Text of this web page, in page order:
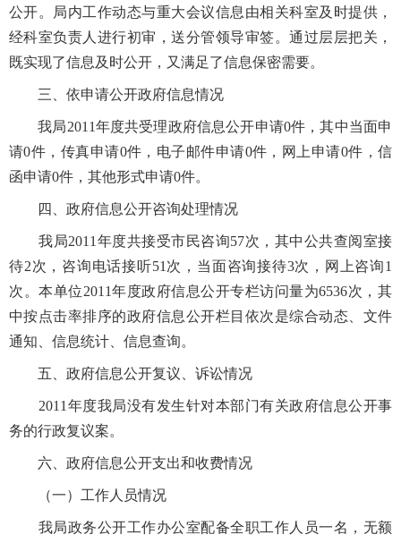
公开。局内工作动态与重大会议信息由相关科室及时提供，
经科室负责人进行初审，送分管领导审签。通过层层把关，
既实现了信息及时公开，又满足了信息保密需要。
三、依申请公开政府信息情况
我局2011年度共受理政府信息公开申请0件，其中当面申
请0件，传真申请0件，电子邮件申请0件，网上申请0件，信
函申请0件，其他形式申请0件。
四、政府信息公开咨询处理情况
我局2011年度共接受市民咨询57次，其中公共查阅室接
待2次，咨询电话接听51次，当面咨询接待3次，网上咨询1
次。本单位2011年度政府信息公开专栏访问量为6536次，其
中按点击率排序的政府信息公开栏目依次是综合动态、文件
通知、信息统计、信息查询。
五、政府信息公开复议、诉讼情况
2011年度我局没有发生针对本部门有关政府信息公开事
务的行政复议案。
六、政府信息公开支出和收费情况
（一）工作人员情况
我局政务公开工作办公室配备全职工作人员一名，无额